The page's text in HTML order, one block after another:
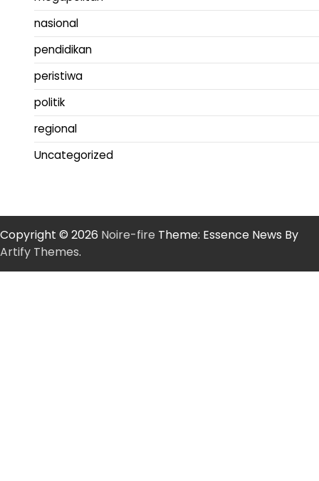
nasional
pendidikan
peristiwa
politik
regional
Uncategorized
Copyright © 2026 Noire-fire Theme: Essence News By
Artify Themes.